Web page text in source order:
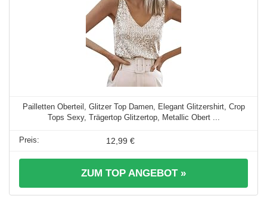
Pailletten Oberteil, Glitzer Top Damen, Elegant Glitzershirt, Crop
Tops Sexy, Trägertop Glitzertop, Metallic Obert ...
12,99 €
ZUM TOP ANGEBOT »